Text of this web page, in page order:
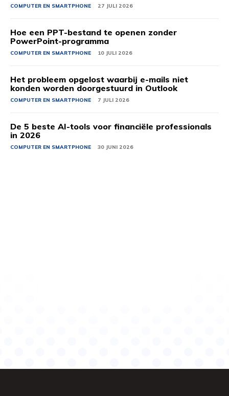
COMPUTER EN SMARTPHONE 27 JULI 2026
Hoe een PPT-bestand te openen zonder
PowerPoint-programma
COMPUTER EN SMARTPHONE 10 JULI 2026
Het probleem opgelost waarbij e-mails niet
konden worden doorgestuurd in Outlook
COMPUTER EN SMARTPHONE 7 JULI 2026
De 5 beste AI-tools voor financiële professionals
in 2026
COMPUTER EN SMARTPHONE 30 JUNI 2026